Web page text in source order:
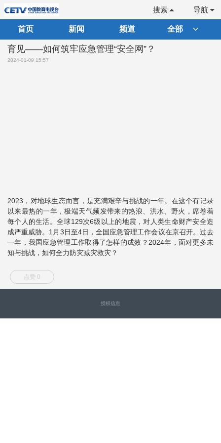
导航
搜索
首页 新闻 频道 全部
育见——如何筑牢应急管理“安全网”？
2024-01-09 15:57
2023，对地球生态而言，是充满艰辛与挑战的一年。在这个有记录
以来最热的一年，极端天气频发带来的热浪、洪水、野火，席卷着
每个人的生活。全球129次6级以上的地震，对人类生命财产安全造
成严重威胁。1月3日至4日，全国应急管理工作会议在京召开。过去
一年，我国应急管理工作取得了怎样的成效？2024年，面对更多未
知与挑战，如何全力防灾减灾救灾？
点赞 0
授权信息